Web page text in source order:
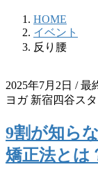
HOME
イベント
反り腰
2025年7月2日 / 最
ヨガ 新宿四谷ス
9割が知ら
矯正法とは